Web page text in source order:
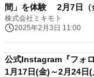
間」を体験 2月7日（
株式会社ミキモト
2025年2月3日 11:00
公式Instagram『フォ
1月17日(金)～2月24日(